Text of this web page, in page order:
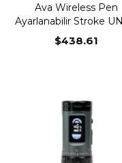
Ava Wireless Pen
Ayarlanabilir Stroke
Black
$438.61